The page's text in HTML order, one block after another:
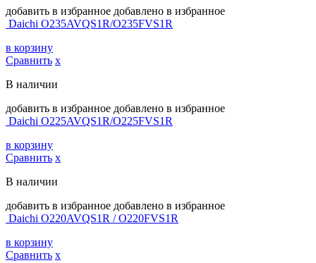
добавить в избранное добавлено в избранное
Daichi O235AVQS1R/O235FVS1R
в корзину
Сравнить х
В наличии
добавить в избранное добавлено в избранное
Daichi O225AVQS1R/O225FVS1R
в корзину
Сравнить х
В наличии
добавить в избранное добавлено в избранное
Daichi O220AVQS1R / O220FVS1R
в корзину
Сравнить х